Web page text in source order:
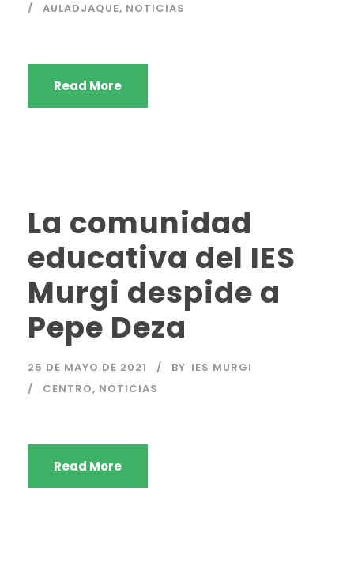
AULADJAQUE, NOTICIAS
Read More
La comunidad
educativa del IES
Murgi despide a
Pepe Deza
25 DE MAYO DE 2021 BY IES MURGI
CENTRO, NOTICIAS
Read More